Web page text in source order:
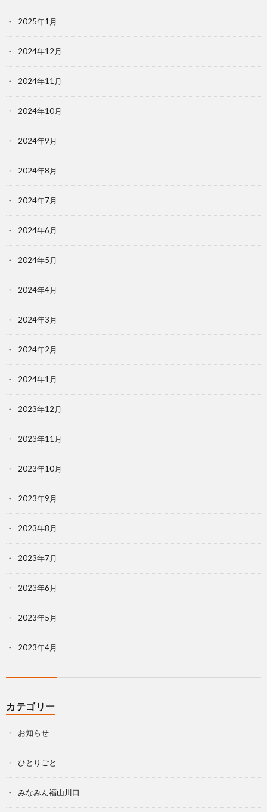
2025年1月
2024年12月
2024年11月
2024年10月
2024年9月
2024年8月
2024年7月
2024年6月
2024年5月
2024年4月
2024年3月
2024年2月
2024年1月
2023年12月
2023年11月
2023年10月
2023年9月
2023年8月
2023年7月
2023年6月
2023年5月
2023年4月
カテゴリー
お知らせ
ひとりごと
みなみん福山川口